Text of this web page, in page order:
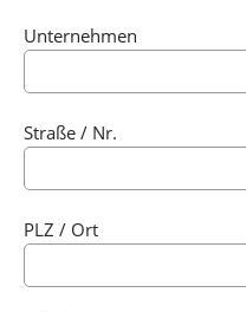
Unternehmen
Straße / Nr.
PLZ / Ort